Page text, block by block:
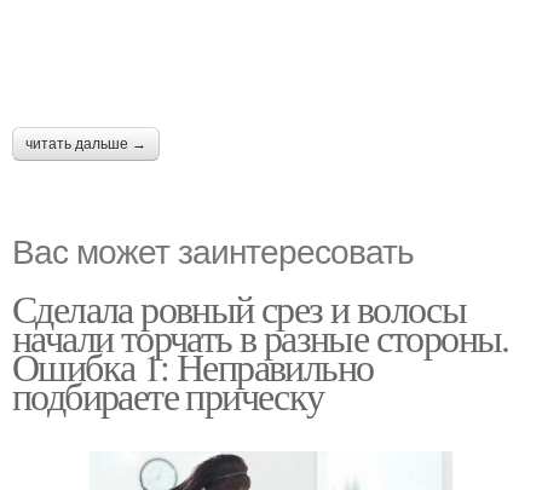
читать дальше →
Вас может заинтересовать
Сделала ровный срез и волосы
начали торчать в разные стороны.
Ошибка 1: Неправильно
подбираете прическу